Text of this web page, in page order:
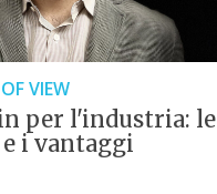
VIEW
per l'industria: le
i vantaggi